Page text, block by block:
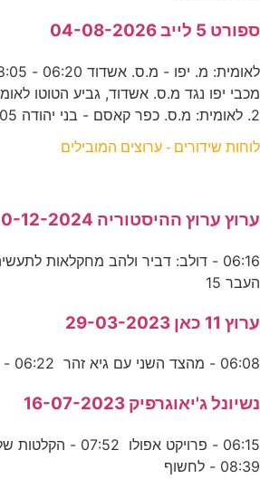
ספורט 5 לייב 04-08-2026
מכבי יפו נגד מ.ס. אשדוד, גביע הטוטו
2. לאומית: מ.ס. כפר קאסם - בני יהודה 08:05 - 09:45 שידור
לוחות שידורים - ערוצים המובילים
ערוץ ערוץ ההיסטוריה 10-12-2024
העבר 15
ערוץ 11 כאן 29-03-2023
06:08 - מהצד השני עם גיא זהר 06:22 - כאן בכושר - כאן
נשיונל ג'יאוגרפיק 16-07-2023
06:15 - פרויקט אפולו
08:39 - לחשוף